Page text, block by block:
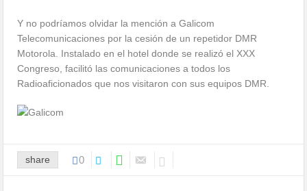
Y no podríamos olvidar la mención a Galicom
Telecomunicaciones por la cesión de un repetidor DMR
Motorola. Instalado en el hotel donde se realizó el XXX
Congreso, facilitó las comunicaciones a todos los
Radioaficionados que nos visitaron con sus equipos DMR.
share 0